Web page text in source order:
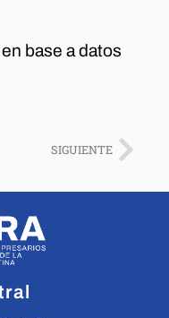
base a datos
SIGUIENTE